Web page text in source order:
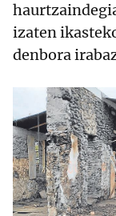
izaten
denbora